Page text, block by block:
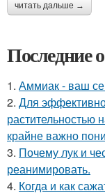
читать дальше →
Последние
1. Аммиак - ваш
2. Для
растительностью
крайне важно
3. Почему лук и
реанимировать.
4. Когда и как